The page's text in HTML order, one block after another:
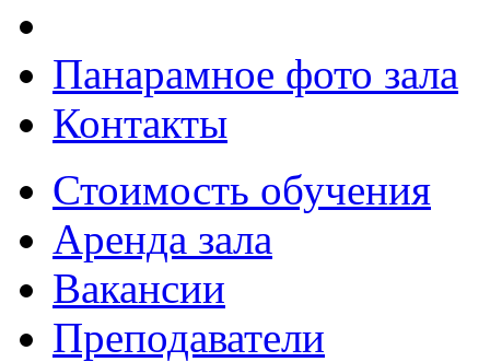
Панарамное фото зала
Контакты
Стоимость обучения
Аренда зала
Вакансии
Преподаватели